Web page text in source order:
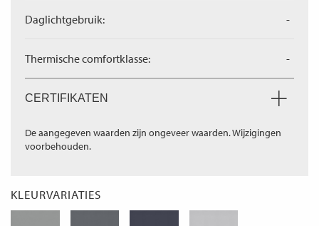
Daglichtgebruik: -
Thermische comfortklasse: -
CERTIFIKATEN
De aangegeven waarden zijn ongeveer waarden. Wijzigingen
voorbehouden.
KLEURVARIATIES